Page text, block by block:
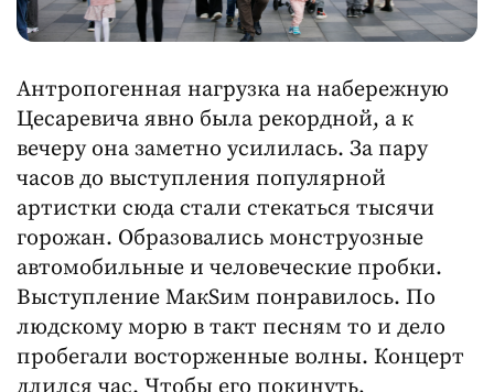
Антропогенная нагрузка на набережную
Цесаревича явно была рекордной, а к
вечеру она заметно усилилась. За пару
часов до выступления популярной
артистки сюда стали стекаться тысячи
горожан. Образовались монструозные
автомобильные и человеческие пробки.
Выступление МакSим понравилось. По
людскому морю в такт песням то и дело
пробегали восторженные волны. Концерт